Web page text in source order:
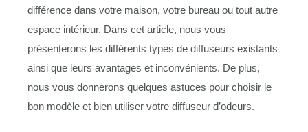
différence dans votre maison, votre bureau ou tout autre
espace intérieur. Dans cet article, nous vous
présenterons les différents types de diffuseurs existants
ainsi que leurs avantages et inconvénients. De plus,
nous vous donnerons quelques astuces pour choisir le
bon modèle et bien utiliser votre diffuseur d’odeurs.